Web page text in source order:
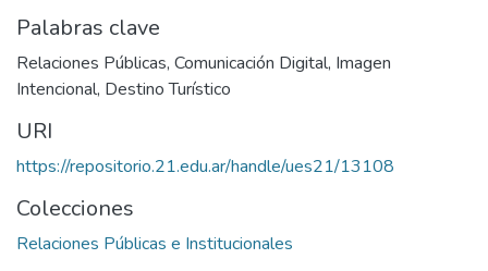
Palabras clave
Relaciones Públicas, Comunicación Digital, Imagen
Intencional, Destino Turístico
URI
https://repositorio.21.edu.ar/handle/ues21/13108
Colecciones
Relaciones Públicas e Institucionales